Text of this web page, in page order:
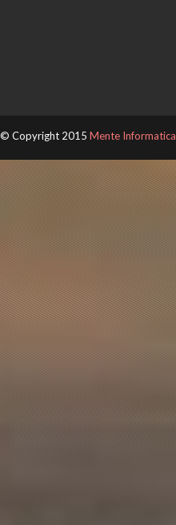
© Copyright 2015 Mente Informatica